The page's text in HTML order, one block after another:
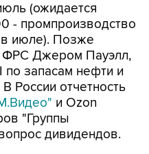
(ожидается
- промпроизводство
в июле). Позже
ФРС Джером Пауэлл,
по запасам нефти и
России отчетность
и Ozon
"Группы
дивидендов.